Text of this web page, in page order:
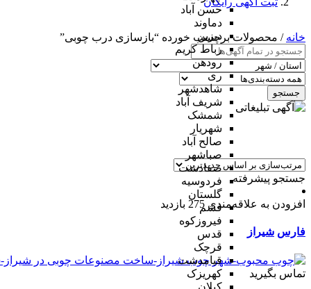
حسن آباد
دماوند
دیزین
رباط کریم
رودهن
ری
شاهدشهر
شریف آباد
شمشک
شهریار
صالح آباد
صباشهر
صفادشت
فردوسیه
گلستان
فشم
فیروزکوه
قدس
قرچک
قیامدشت
کهریزک
خانه / محصولات برچسب خورده “بازسازی درب چوبی”
جستجو
جستجو پیشرفته
افزودن به علاقه‌مندی 275 بازدید
فارس شیراز
تماس بگیرید